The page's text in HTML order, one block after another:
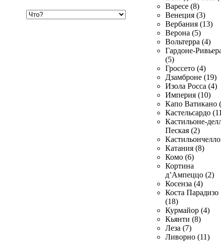
Варесе (8)
Венеция (3)
Вербания (13)
Верона (5)
Вольтерра (4)
Гардоне-
(5)
Гроссето (4)
Дзамброне (19)
Изола Росса (4)
Империя (10)
Капо Ватикано
Кастельсардо
Кастильоне-
Пеская (2)
Катания (8)
Комо (6)
Кортина
д’Ампеццо (2)
Косенза (4)
Коста Парадизо
(18)
Курмайор (4)
Кьянти (8)
Леза (7)
Ливорно (11)